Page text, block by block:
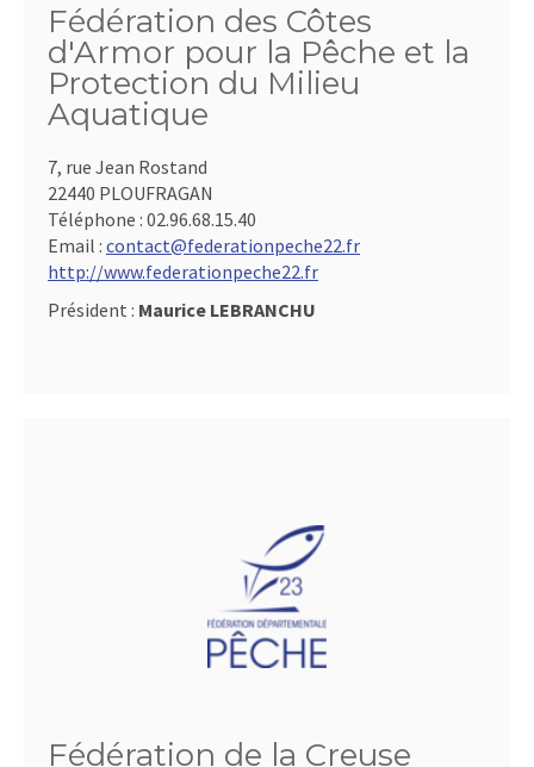
Fédération des Côtes
d'Armor pour la Pêche et la
Protection du Milieu
Aquatique
7, rue Jean Rostand
22440 PLOUFRAGAN
Téléphone : 02.96.68.15.40
Email : contact@federationpeche22.fr
http://www.federationpeche22.fr
Président : Maurice LEBRANCHU
Fédération de la Creuse